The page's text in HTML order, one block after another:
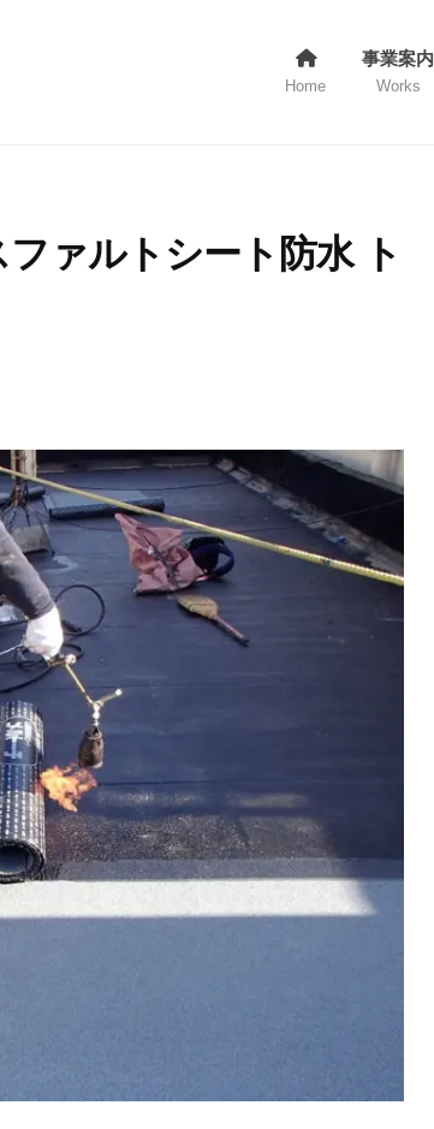
Home
事業案内
Works
ァルトシート防水 ト